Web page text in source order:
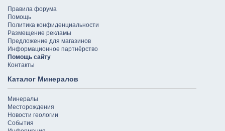
Правила форума
Помощь
Политика конфиденциальности
Размещение рекламы
Предложение для магазинов
Информационное партнёрство
Помощь сайту
Контакты
Каталог Минералов
Минералы
Месторождения
Новости геологии
События